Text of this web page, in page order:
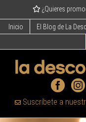
content
¿Quieres
Inicio El Blog de La
Suscríbete a